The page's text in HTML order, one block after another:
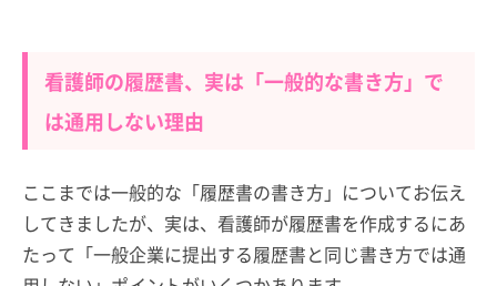
看護師の履歴書、実は「一般的な書き方」で
は通用しない理由
ここまでは一般的な「履歴書の書き方」についてお伝え
してきましたが、実は、看護師が履歴書を作成するにあ
たって「一般企業に提出する履歴書と同じ書き方では通